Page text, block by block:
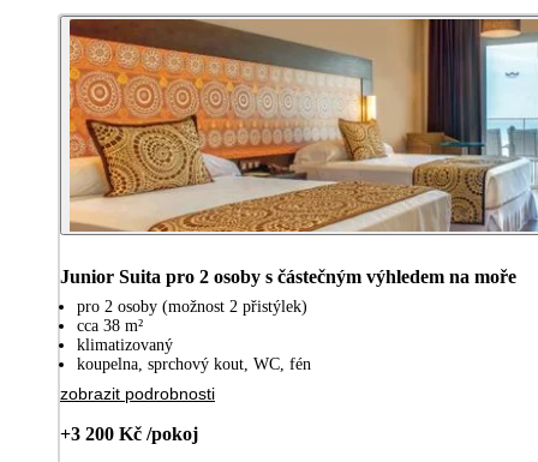
Junior Suita pro 2 osoby s částečným výhledem na moře
pro 2 osoby (možnost 2 přistýlek)
cca 38 m²
klimatizovaný
koupelna, sprchový kout, WC, fén
zobrazit podrobnosti
+3 200 Kč /pokoj